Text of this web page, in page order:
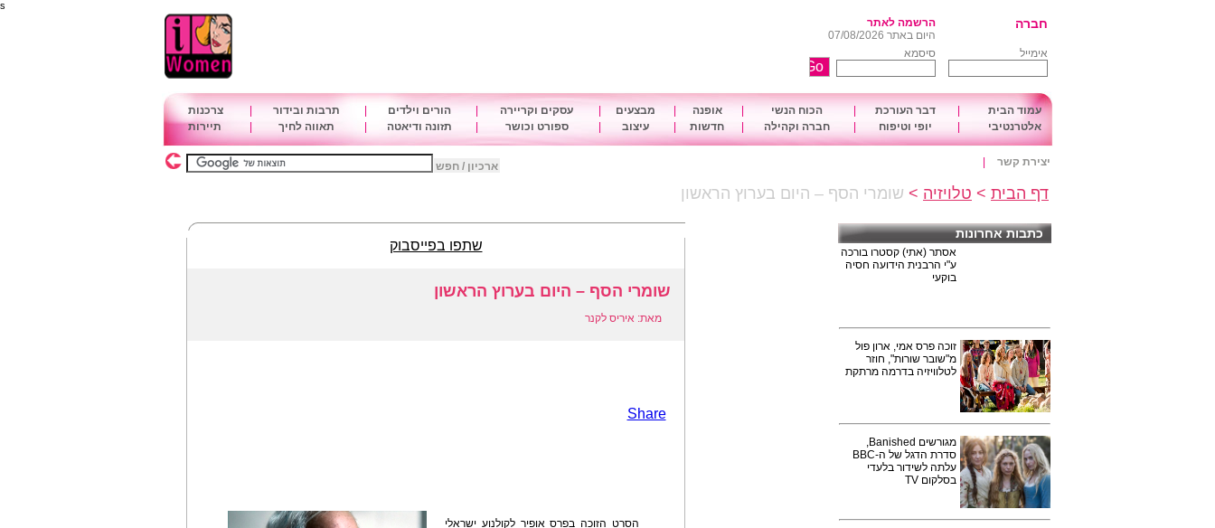
s
חברה
הרשמה לאתר
היום באתר 07/08/2026
אימייל
סיסמא
עמוד הבית דבר העורכת הכוח הנשי אופנה מבצעים עסקים וקריירה הורים וילדים תרבות ובידור
צרכנות
אלטרנטיבי
יופי וטיפוח חברה וקהילה חדשות עיצוב ספורט וכושר תזונה ודיאטה תאווה לחיך תיירות
יצירת קשר ארכיון / חפש
דף הבית > טלויזיה > שומרי הסף – היום בערוץ הראשון
כתבות אחרונות
אסתר (אתי) קסטרו בורכה
ע"י הרבנית הידועה חסיה
בוקעי
זוכה פרס אמי, ארון פול
מ"שובר שורות", חוזר
לטלוויזיה בדרמה מרתקת
מגורשים Banished,
סדרת הדגל של ה-BBC
עלתה לשידור בלעדי
בסלקום TV
שתפו בפייסבוק
שומרי הסף – היום בערוץ הראשון
מאת: איריס לקנר
Share
הסרט הזוכה בפרס אופיר לקולנוע ישראלי